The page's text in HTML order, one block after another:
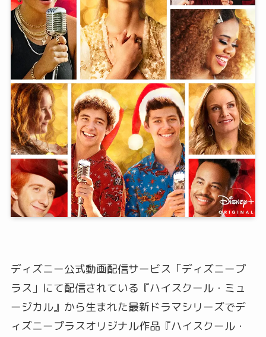
ディズニー公式動画配信サービス「ディズニープ
ラス」にて配信されている『ハイスクール・ミュ
ージカル』から生まれた最新ドラマシリーズでデ
ィズニープラスオリジナル作品『ハイスクール・